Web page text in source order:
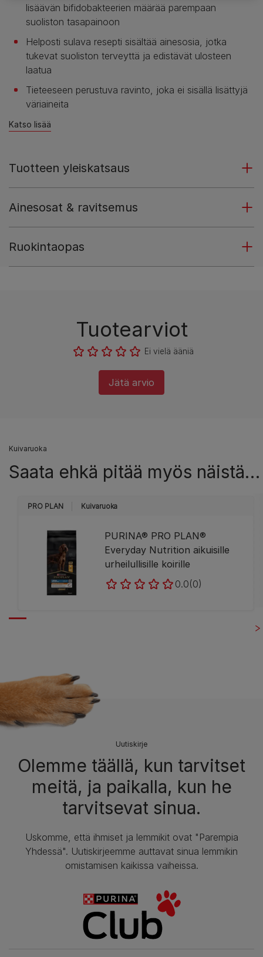
lisäävän bifidobakteerien määrää parempaan
suoliston tasapainoon
Helposti sulava resepti sisältää ainesosia, jotka
tukevat suoliston terveyttä ja edistävät ulosteen
laatua
Tieteeseen perustuva ravinto, joka ei sisällä lisättyjä
väriaineita
Katso lisää
Tuotteen yleiskatsaus
Ainesosat & ravitsemus
Ruokintaopas
Tuotearviot
Ei vielä ääniä
Jätä arvio
Kuivaruoka
Saata ehkä pitää myös näistä…
PRO PLAN Kuivaruoka
PURINA® PRO PLAN®
Everyday Nutrition aikuisille
urheilullisille koirille
0.0(0)
Uutiskirje
Olemme täällä, kun tarvitset
meitä, ja paikalla, kun he
tarvitsevat sinua.
Uskomme, että ihmiset ja lemmikit ovat "Parempia
Yhdessä". Uutiskirjeemme auttavat sinua lemmikin
omistamisen kaikissa vaiheissa.